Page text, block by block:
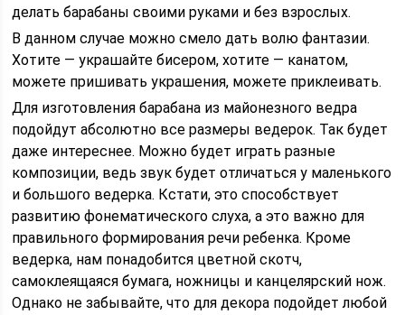
делать барабаны своими руками и без взрослых.
В данном случае можно смело дать волю фантазии.
Хотите — украшайте бисером, хотите — канатом,
можете пришивать украшения, можете приклеивать.
Для изготовления барабана из майонезного ведра
подойдут абсолютно все размеры ведерок. Так будет
даже интереснее. Можно будет играть разные
композиции, ведь звук будет отличаться у маленького
и большого ведерка. Кстати, это способствует
развитию фонематического слуха, а это важно для
правильного формирования речи ребенка. Кроме
ведерка, нам понадобится цветной скотч,
самоклеящаяся бумага, ножницы и канцелярский нож.
Однако не забывайте, что для декора подойдет любой